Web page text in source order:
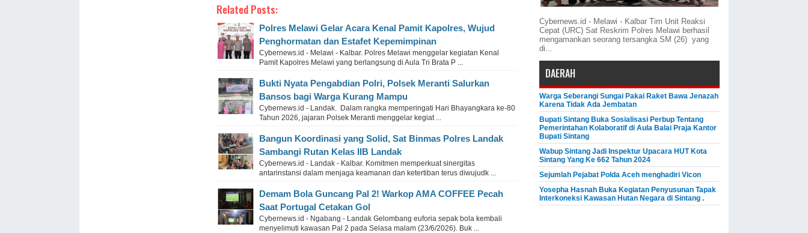
Related Posts:
Polres Melawi Gelar Acara Kenal Pamit Kapolres, Wujud
Penghormatan dan Estafet Kepemimpinan
Cybernews.id - Melawi - Kalbar. Polres Melawi menggelar kegiatan Kenal
Pamit Kapolres Melawi yang berlangsung di Aula Tri Brata P ...
Bukti Nyata Pengabdian Polri, Polsek Meranti Salurkan
Bansos bagi Warga Kurang Mampu
Cybernews.id - Landak. Dalam rangka memperingati Hari Bhayangkara ke-80
Tahun 2026, jajaran Polsek Meranti menggelar kegiat ...
Bangun Koordinasi yang Solid, Sat Binmas Polres Landak
Sambangi Rutan Kelas IIB Landak
Cybernews.id - Landak - Kalbar. Komitmen memperkuat sinergitas
antarinstansi dalam menjaga keamanan dan ketertiban terus diwujudk ...
Demam Bola Guncang Pal 2! Warkop AMA COFFEE Pecah
Saat Portugal Cetakan Gol
Cybernews.id - Ngabang - Landak Gelombang euforia sepak bola kembali
menyelimuti kawasan Pal 2 pada Selasa malam (23/6/2026). Buk ...
Cybernews.id - Melawi - Kalbar Tim Unit Reaksi
Cepat (URC) Sat Reskrim Polres Melawi berhasil
mengamankan seorang tersangka SM (26) yang
di...
DAERAH
Warga Seberangi Sungai Pakai Raket Bawa Jenazah
Karena Tidak Ada Jembatan
Bupati Sintang Buka Sosialisasi Perbup Tentang
Pemerintahan Kolaboratif di Aula Balai Praja Kantor
Bupati Sintang
Wabup Sintang Jadi Inspektur Upacara HUT Kota
Sintang Yang Ke 662 Tahun 2024
Sejumlah Pejabat Polda Aceh menghadiri Vicon
Yosepha Hasnah Buka Kegiatan Penyusunan Tapak
Interkoneksi Kawasan Hutan Negara di Sintang .